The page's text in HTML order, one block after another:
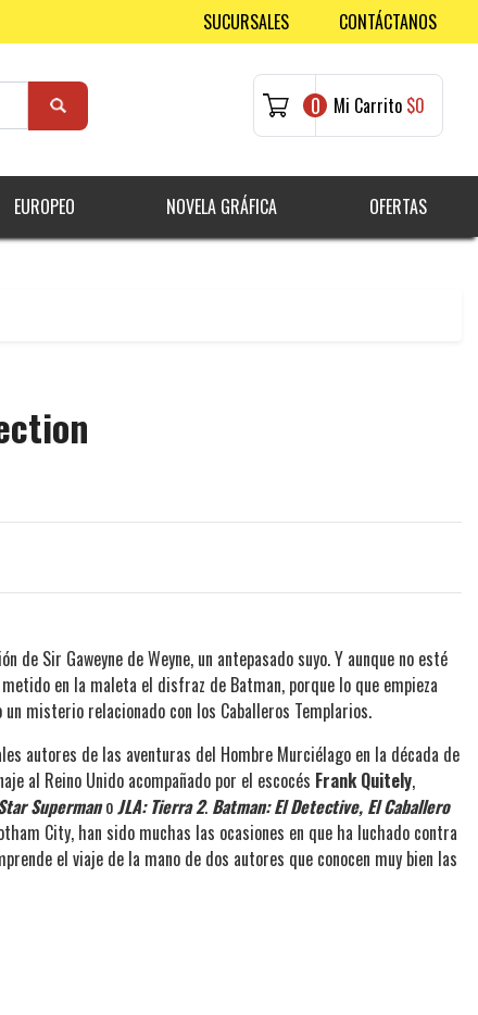
SUCURSALES CONTÁCTANOS
0 Mi Carrito $0
EUROPEO NOVELA GRÁFICA OFERTAS
de Sir Gaweyne de Weyne, un antepasado suyo. Y aunque no esté
en la maleta el disfraz de Batman, porque lo que empieza
misterio relacionado con los Caballeros Templarios.
autores de las aventuras del Hombre Murciélago en la década de
al Reino Unido acompañado por el escocés Frank Quitely,
SupermanoJLA: Tierra 2. Batman: El Detective, El Caballero
City, han sido muchas las ocasiones en que ha luchado contra
el viaje de la mano de dos autores que conocen muy bien las